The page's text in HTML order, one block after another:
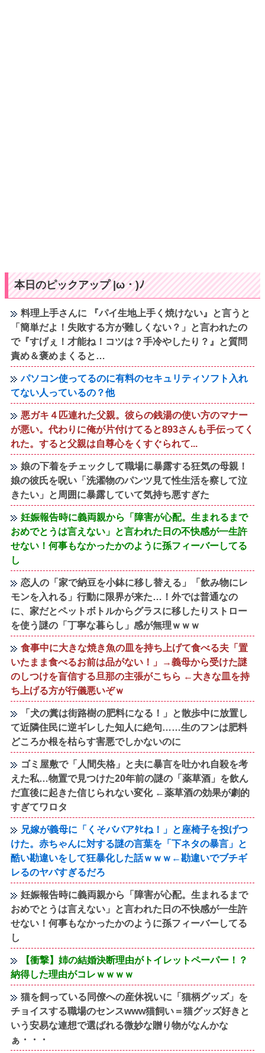
本日のピックアップ |ω・)ﾉ
料理上手さんに 『パイ生地上手く焼けない』と言うと
「簡単だよ！失敗する方が難しくない？」と言われたの
で『すげぇ！才能ね！コツは？手冷やしたり？』と質問
責め＆褒めまくると…
パソコン使ってるのに有料のセキュリティソフト入れ
てない人っているの？他
悪ガキ４匹連れた父親。彼らの銭湯の使い方のマナー
が悪い。代わりに俺が片付けてると893さんも手伝ってく
れた。すると父親は自尊心をくすぐられて...
娘の下着をチェックして職場に暴露する狂気の母親！
娘の彼氏を呪い「洗濯物のパンツ見て性生活を察して泣
きたい」と周囲に暴露していて気持ち悪すぎた
妊娠報告時に義両親から「障害が心配。生まれるまで
おめでとうは言えない」と言われた日の不快感が一生許
せない！何事もなかったかのように孫フィーバーしてる
し
恋人の「家で納豆を小鉢に移し替える」「飲み物にレ
モンを入れる」行動に限界が来た…！外では普通なの
に、家だとペットボトルからグラスに移したりストロー
を使う謎の「丁寧な暮らし」感が無理ｗｗｗ
食事中に大きな焼き魚の皿を持ち上げて食べる夫「置
いたまま食べるお前は品がない！」→義母から受けた謎
のしつけを盲信する旦那の主張がこちら ←大きな皿を持
ち上げる方が行儀悪いぞｗ
「犬の糞は街路樹の肥料になる！」と散歩中に放置し
て近隣住民に逆ギレした知人に絶句……生のフンは肥料
どころか根を枯らす害悪でしかないのに
ゴミ屋敷で「人間失格」と夫に暴言を吐かれ自殺を考
えた私…物置で見つけた20年前の謎の「薬草酒」を飲ん
だ直後に起きた信じられない変化 ←薬草酒の効果が劇的
すぎてワロタ
兄嫁が義母に「くそババアﾀﾋね！」と座椅子を投げつ
けた。赤ちゃんに対する謎の言葉を「下ネタの暴言」と
酷い勘違いをして狂暴化した話ｗｗｗ←勘違いでブチギ
レるのヤバすぎるだろ
妊娠報告時に義両親から「障害が心配。生まれるまで
おめでとうは言えない」と言われた日の不快感が一生許
せない！何事もなかったかのように孫フィーバーしてる
し
【衝撃】姉の結婚決断理由がトイレットペーパー！？
納得した理由がコレｗｗｗｗ
猫を飼っている同僚への産休祝いに「猫柄グッズ」を
チョイスする職場のセンスwww猫飼い＝猫グッズ好きと
いう安易な連想で選ばれる微妙な贈り物がなんかな
ぁ・・・